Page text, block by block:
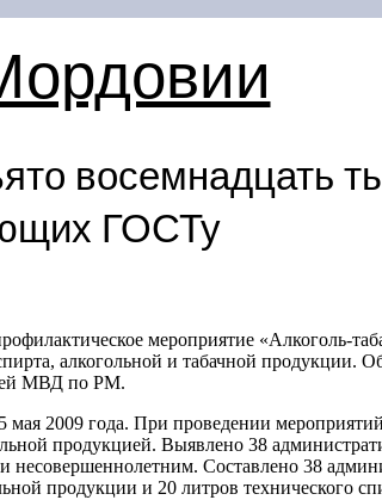
восемнадцать
ГОСТу
мероприятие «Алкоголь-
алкогольной и табачной
МВД по РМ.
2009 года. При проведении
продукцией. Выявлено 38
несовершеннолетним. Составлено 38
продукции и 20 литров технического